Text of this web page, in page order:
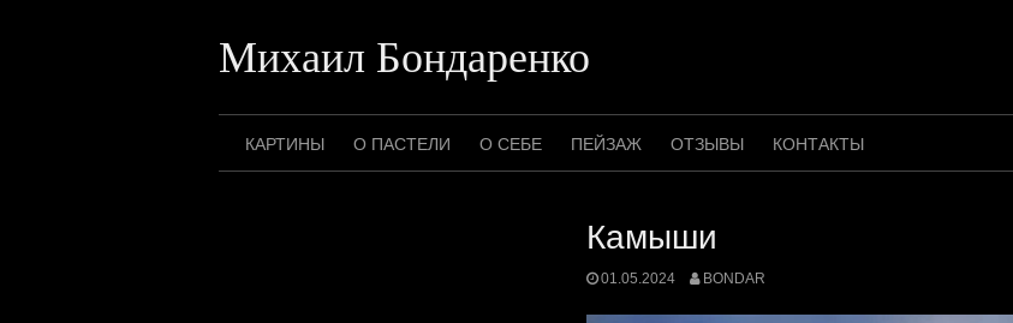
Михаил Бондаренко
КАРТИНЫ О ПАСТЕЛИ О СЕБЕ ПЕЙЗАЖ ОТЗЫВЫ КОНТАКТЫ
Камыши
01.05.2024 BONDAR